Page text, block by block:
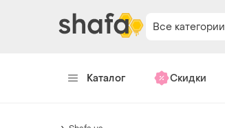
Все категории
Каталог Скидки